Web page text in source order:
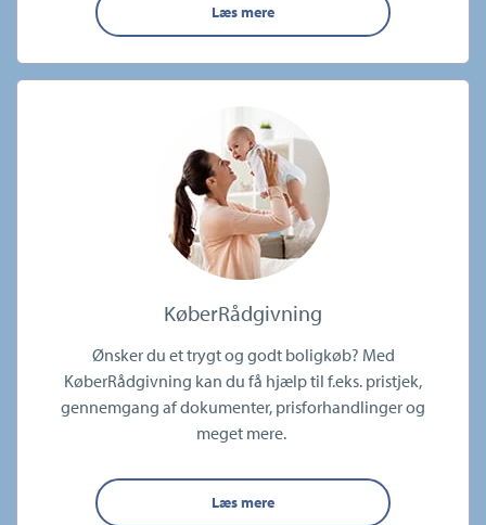
Læs mere
KøberRådgivning
Ønsker du et trygt og godt boligkøb? Med
KøberRådgivning kan du få hjælp til f.eks. pristjek,
gennemgang af dokumenter, prisforhandlinger og
meget mere.
Læs mere